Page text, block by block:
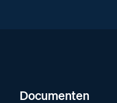
Documenten